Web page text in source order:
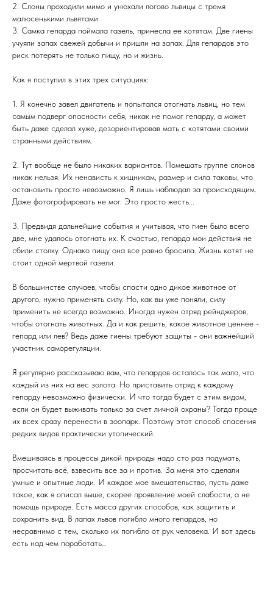
2. Слоны проходили мимо и унюхали логово львицы с тремя
малюсенькими львятами
3. Самка гепарда поймала газель, принесла ее котятам. Две гиены
учуяли запах свежей добычи и пришли на запах. Для гепардов это
риск потерять не только пищу, но и жизнь.
Как я поступил в этих трех ситуациях:
1. Я конечно завел двигатель и попытался отогнать львиц, но тем
самым подверг опасности себя, никак не помог гепарду, а может
быть даже сделал хуже, дезориентировав мать с котятами своими
странными действиям.
2. Тут вообще не было никаких вариантов. Помешать группе слонов
никак нельзя. Их ненависть к хищникам, размер и сила таковы, что
остановить просто невозможно. Я лишь наблюдал за происходящим.
Даже фотографировать не мог. Это просто жесть...
3. Предвидя дальнейшие события и учитывая, что гиен было всего
две, мне удалось отогнать их. К счастью, гепарда мои действия не
сбили столку. Однако пищу она все равно бросила. Жизнь котят не
стоит одной мертвой газели.
В большинстве случаев, чтобы спасти одно дикое животное от
другого, нужно применять силу. Но, как вы уже поняли, силу
применить не всегда возможно. Иногда нужен отряд рейнджеров,
чтобы отогнать животных. Да и как решить, какое животное ценнее -
гепард или лев? Ведь даже гиены требуют защиты - они важнейший
участник саморегуляции.
Я регулярно рассказываю вам, что гепардов осталось так мало, что
каждый из них на вес золота. Но приставить отряд к каждому
гепарду невозможно физически. И что тогда будет с этим видом,
если он будет выживать только за счет личной охраны? Тогда проще
их всех сразу перенести в зоопарк. Поэтому этот способ спасения
редких видов практически утопический.
Вмешиваясь в процессы дикой природы надо сто раз подумать,
просчитать всё, взвесить все за и против. За меня это сделали
умные и опытные люди. И каждое мое вмешательство, пусть даже
такое, как я описал выше, скорее проявление моей слабости, а не
помощь природе. Есть масса других способов, как защитить и
сохранить вид. В лапах львов погибло много гепардов, но
несравнимо с тем, сколько их погибло от рук человека. И вот здесь
есть над чем поработать…